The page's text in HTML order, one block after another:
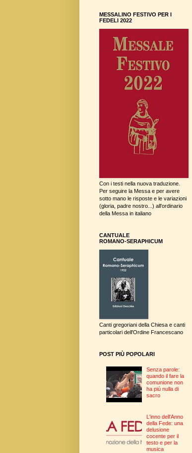
MESSALINO FESTIVO PER I
FEDELI 2022
Con i testi nella nuova traduzione.
Per seguire la Messa e per avere
sotto mano le risposte e le variazioni
(gloria, padre nostro...) all'ordinario
della Messa in italiano
CANTUALE
ROMANO-SERAPHICUM
Canti gregoriani della Chiesa e canti
particolari dell'Ordine Francescano
POST PIÙ POPOLARI
Senza parole:
quando il fare la
comunione non
ha più nulla di
sacro
L'inno dell'Anno
della Fede: una
delusione
cocente per il
testo e per la
musica